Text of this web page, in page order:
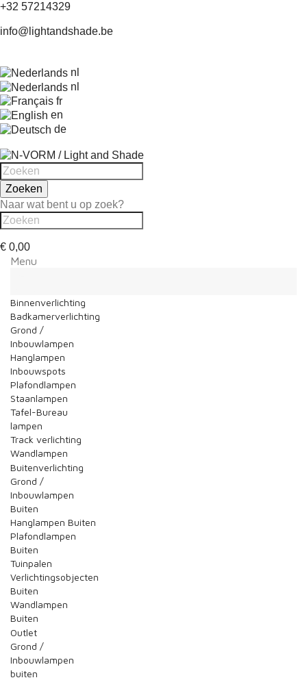
+32 57214329
info@lightandshade.be
nl
nl
fr
en
de
Zoeken
Naar wat bent u op zoek?
€ 0,00
Menu
Binnenverlichting
Badkamerverlichting
Grond /
Inbouwlampen
Hanglampen
Inbouwspots
Plafondlampen
Staanlampen
Tafel-Bureau
lampen
Track verlichting
Wandlampen
Buitenverlichting
Grond /
Inbouwlampen
Buiten
Hanglampen Buiten
Plafondlampen
Buiten
Tuinpalen
Verlichtingsobjecten
Buiten
Wandlampen
Buiten
Outlet
Grond /
Inbouwlampen
buiten